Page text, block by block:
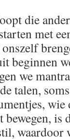
die
met
beginnen
we
talen,
is
waardoor